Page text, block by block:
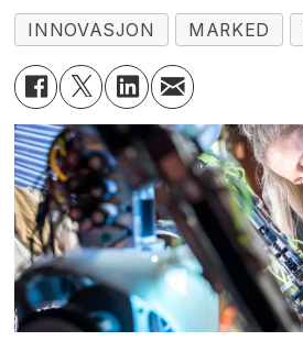
INNOVASJON MARKED